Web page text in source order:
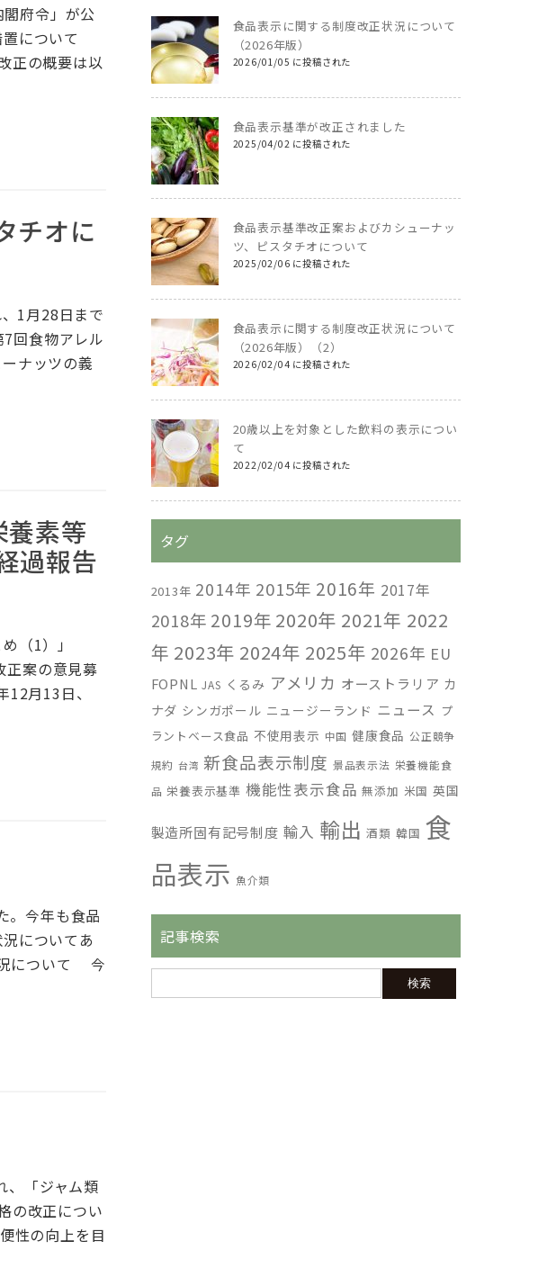
府令」が公
について
正の概要は以
チオに
1月28日まで
回食物アレル
ナッツの義
素等
過報告
（1）」
案の意見募
月13日、
。今年も食品
についてあ
況について 今
「ジャム類
の改正につい
性の向上を目
食品表示に関する制度改正状況について
（2026年版）
2026/01/05 に投稿された
食品表示基準が改正されました
2025/04/02 に投稿された
食品表示基準改正案およびカシューナッ
ツ、ピスタチオについて
2025/02/06 に投稿された
食品表示に関する制度改正状況について
（2026年版）（2）
2026/02/04 に投稿された
20歳以上を対象とした飲料の表示につい
て
2022/02/04 に投稿された
タグ
2013年 2014年 2015年 2016年 2017年
2018年 2019年 2020年 2021年 2022
年 2023年 2024年 2025年 2026年 EU
FOPNL JAS くるみ アメリカ オーストラリア カ
ナダ シンガポール ニュージーランド ニュース プ
ラントベース食品 不使用表示 中国 健康食品 公正競争
規約 台湾 新食品表示制度 景品表示法 栄養機能食
品 栄養表示基準 機能性表示食品 無添加 米国 英国
製造所固有記号制度 輸入 輸出 酒類 韓国 食
品表示 魚介類
記事検索